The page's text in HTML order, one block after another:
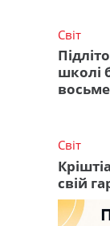
Світ
школі
Світ
свій